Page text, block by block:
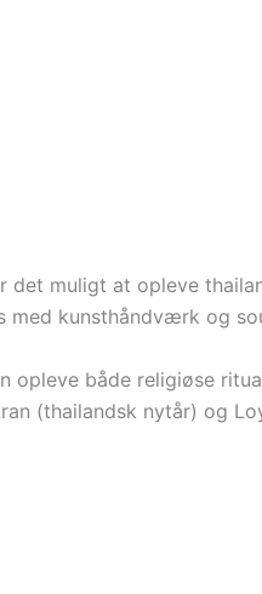
det muligt at opleve
med kunsthåndværk og
opleve både religiøse
(thailandsk nytår) og